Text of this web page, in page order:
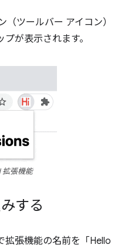
ツールバー アイコン）
が表示されます。
拡張機能
する
拡張機能の名前を「Hello